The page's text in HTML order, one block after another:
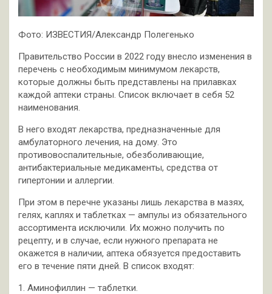
Фото: ИЗВЕСТИЯ/Александр Полегенько
Правительство России в 2022 году внесло изменения в
перечень с необходимым минимумом лекарств,
которые должны быть представлены на прилавках
каждой аптеки страны. Список включает в себя 52
наименования.
В него входят лекарства, предназначенные для
амбулаторного лечения, на дому. Это
противовоспалительные, обезболивающие,
антибактериальные медикаменты, средства от
гипертонии и аллергии.
При этом в перечне указаны лишь лекарства в мазях,
гелях, каплях и таблетках — ампулы из обязательного
ассортимента исключили. Их можно получить по
рецепту, и в случае, если нужного препарата не
окажется в наличии, аптека обязуется предоставить
его в течение пяти дней. В список входят:
1. Аминофиллин — таблетки.